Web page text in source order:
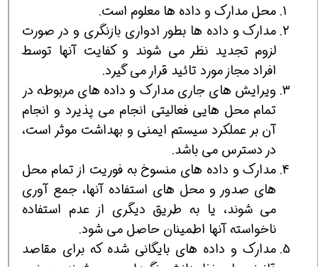
محل مدارک و داده ها معلوم است.
مدارک و داده ها بطور ادواری بازنگری و در صورت
لزوم تجدید نظر می شوند و کفایت آنها توسط
افراد مجاز مورد تائید قرار می گیرد.
ویرایش های جاری مدارک و داده های مربوطه در
تمام محل هایی فعالیتی انجام می پذیرد و انجام
آن بر عملکرد سیستم ایمنی و بهداشت موثر است،
در دسترس می باشد.
مدارک و داده های منسوخ به فوریت از تمام محل
های صدور و محل های استفاده آنها، جمع آوری
می شوند، یا به طریق دیگری از عدم استفاده
ناخواسته آنها اطمینان حاصل می شود.
مدارک و داده های بایگانی شده که برای مقاصد